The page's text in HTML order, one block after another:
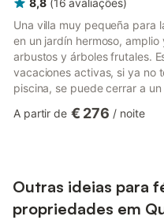
8,8 (16 avaliações)
Una villa muy pequeña para
en un jardín hermoso,
arbustos y árboles frutales.
vacaciones activas, si ya no
piscina, se puede cerrar a
coche. En los alrededores de
A partir de € 276 / noite
Outras ideias para
propriedades em